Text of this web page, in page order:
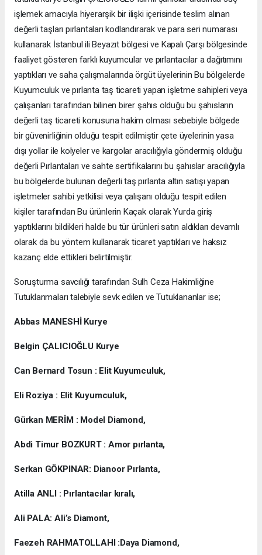
işlemek amacıyla hiyerarşik bir ilişki içerisinde teslim alınan
değerli taşları pırlantaları kodlandırarak ve para seri numarası
kullanarak İstanbul ili Beyazıt bölgesi ve Kapalı Çarşı bölgesinde
faaliyet gösteren farklı kuyumcular ve pırlantacılar a dağıtımını
yaptıkları ve saha çalışmalarında örgüt üyelerinin Bu bölgelerde
Kuyumculuk ve pırlanta taş ticareti yapan işletme sahipleri veya
çalışanları tarafından bilinen birer şahıs olduğu bu şahısların
değerli taş ticareti konusuna hakim olması sebebiyle bölgede
bir güvenirliğinin olduğu tespit edilmiştir çete üyelerinin yasa
dışı yollar ile kolyeler ve kargolar aracılığıyla göndermiş olduğu
değerli Pırlantaları ve sahte sertifikalarını bu şahıslar aracılığıyla
bu bölgelerde bulunan değerli taş pırlanta altın satışı yapan
işletmeler sahibi yetkilisi veya çalışanı olduğu tespit edilen
kişiler tarafından Bu ürünlerin Kaçak olarak Yurda giriş
yaptıklarını bildikleri halde bu tür ürünleri satın aldıkları devamlı
olarak da bu yöntem kullanarak ticaret yaptıkları ve haksız
kazanç elde ettikleri belirtilmiştir.
Soruşturma savcılığı tarafından Sulh Ceza Hakimliğine
Tutuklanmaları talebiyle sevk edilen ve Tutuklananlar ise;
Abbas MANESHİ Kurye
Belgin ÇALICIOĞLU Kurye
Can Bernard Tosun : Elit Kuyumculuk,
Eli Roziya : Elit Kuyumculuk,
Gürkan MERİM : Model Diamond,
Abdi Timur BOZKURT : Amor pırlanta,
Serkan GÖKPINAR: Dianoor Pırlanta,
Atilla ANLI : Pırlantacılar kıralı,
Ali PALA: Ali’s Diamont,
Faezeh RAHMATOLLAHI :Daya Diamond,